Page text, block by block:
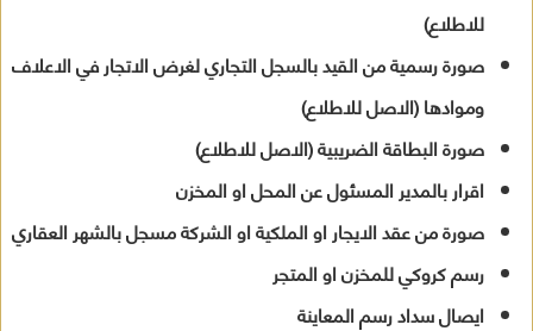
للاطلاع)
صورة رسمية من القيد بالسجل التجاري لغرض الاتجار في الاعلاف
وموادها (الاصل للاطلاع)
صورة البطاقة الضريبية (الاصل للاطلاع)
اقرار بالمدير المسئول عن المحل او المخزن
صورة من عقد الايجار او الملكية او الشركة مسجل بالشهر العقاري
رسم كروكي للمخزن او المتجر
ايصال سداد رسم المعاينة